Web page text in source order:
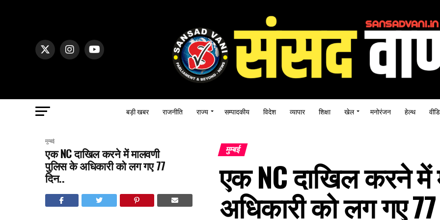
बड़ी खबर राजनीति राज्य सम्पादकीय विदेश व्यापार शिक्षा खेल मनोरंजन हेल्थ
मुम्बई
एक NC दाखिल करने में मालवणी
पुलिस के अधिकारी को लग गए 77
दिन..
मुम्बई
एक NC दाखिल करने
अधिकारी को लग गए